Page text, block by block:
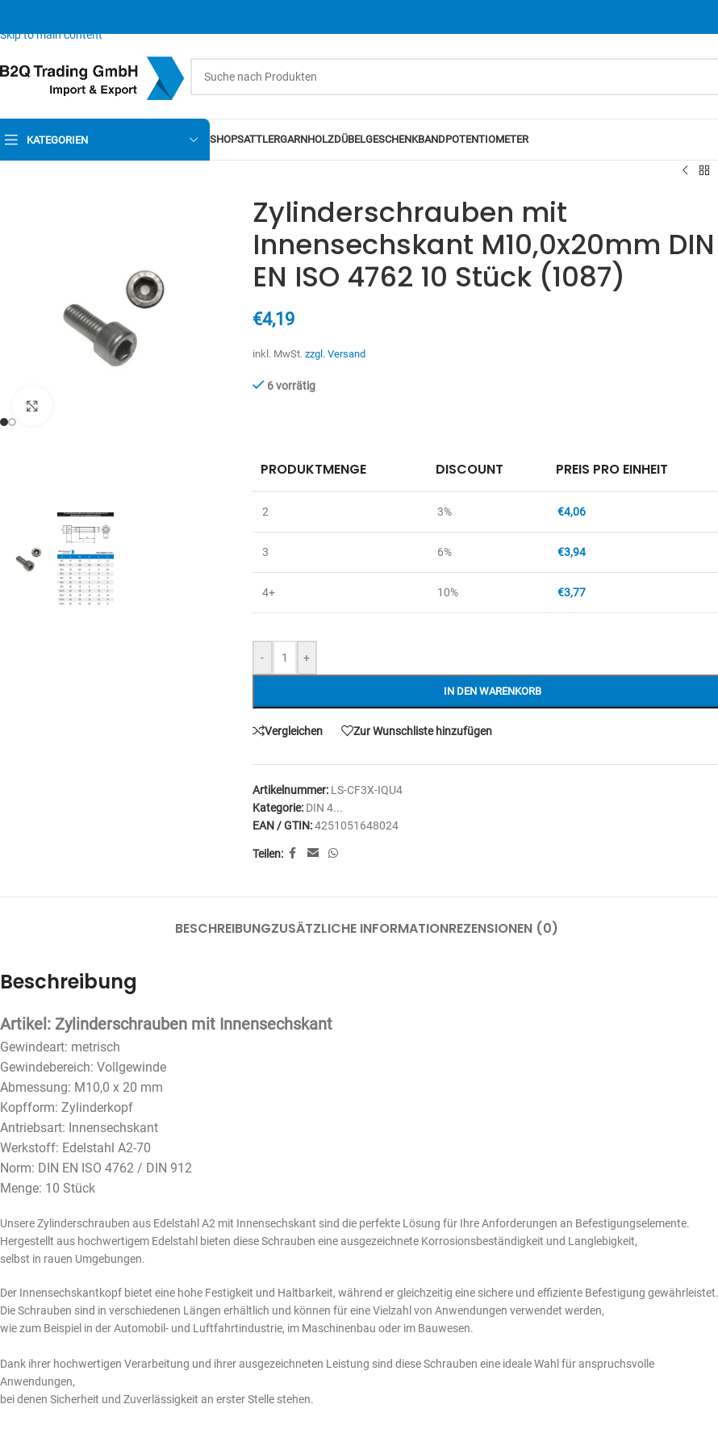
Skip to main content
KATEGORIEN SHOPSATTLERGARNHOLZDÜBELGESCHENKBANDPOTENTIOMETER
Zylinderschrauben mit
Innensechskant M10,0x20mm DIN
EN ISO 4762 10 Stück (1087)
€4,19
inkl. MwSt. zzgl. Versand
6 vorrätig
- +
IN DEN WARENKORB
PRODUKTMENGE DISCOUNT PREIS PRO EINHEIT
2 3% €4,06
3 6% €3,94
4+ 10% €3,77
Vergleichen Zur Wunschliste hinzufügen
Artikelnummer: LS-CF3X-IQU4
Kategorie: DIN 4...
EAN / GTIN:4251051648024
Teilen:
BESCHREIBUNGZUSÄTZLICHE INFORMATIONREZENSIONEN (0)
Beschreibung
Artikel: Zylinderschrauben mit Innensechskant
Gewindeart: metrisch
Gewindebereich: Vollgewinde
Abmessung: M10,0 x 20 mm
Kopfform: Zylinderkopf
Antriebsart: Innensechskant
Werkstoff: Edelstahl A2-70
Norm: DIN EN ISO 4762 / DIN 912
Menge: 10 Stück
Unsere Zylinderschrauben aus Edelstahl A2 mit Innensechskant sind die perfekte Lösung für Ihre Anforderungen an Befestigungselemente.
Hergestellt aus hochwertigem Edelstahl bieten diese Schrauben eine ausgezeichnete Korrosionsbeständigkeit und Langlebigkeit,
selbst in rauen Umgebungen.
Der Innensechskantkopf bietet eine hohe Festigkeit und Haltbarkeit, während er gleichzeitig eine sichere und effiziente Befestigung gewährleistet.
Die Schrauben sind in verschiedenen Längen erhältlich und können für eine Vielzahl von Anwendungen verwendet werden,
wie zum Beispiel in der Automobil- und Luftfahrtindustrie, im Maschinenbau oder im Bauwesen.
Dank ihrer hochwertigen Verarbeitung und ihrer ausgezeichneten Leistung sind diese Schrauben eine ideale Wahl für anspruchsvolle
Anwendungen,
bei denen Sicherheit und Zuverlässigkeit an erster Stelle stehen.